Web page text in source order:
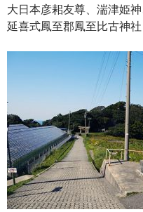
大日本彦耜友尊、湍津姫
延喜式鳳至郡鳳至比古神